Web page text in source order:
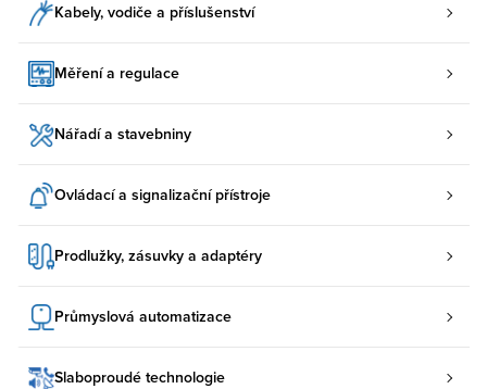
Kabely, vodiče a příslušenství
Měření a regulace
Nářadí a stavebniny
Ovládací a signalizační přístroje
Prodlužky, zásuvky a adaptéry
Průmyslová automatizace
Slaboproudé technologie